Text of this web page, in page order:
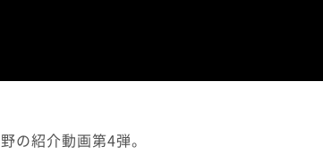
の紹介動画第4弾。